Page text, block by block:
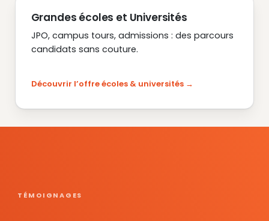
Grandes écoles et Universités
JPO, campus tours, admissions : des parcours
candidats sans couture.
Découvrir l’offre écoles & universités
TÉMOIGNAGES